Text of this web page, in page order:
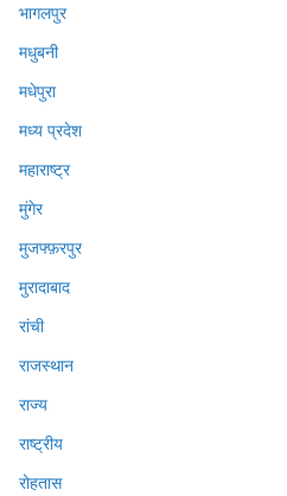
भागलपुर
मधुबनी
मधेपुरा
मध्य प्रदेश
महाराष्ट्र
मुंगेर
मुजफ्फ़रपुर
मुरादाबाद
रांची
राजस्थान
राज्य
राष्ट्रीय
रोहतास